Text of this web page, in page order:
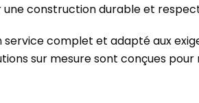
construction durable et
complet et adapté aux
sur mesure sont conçues